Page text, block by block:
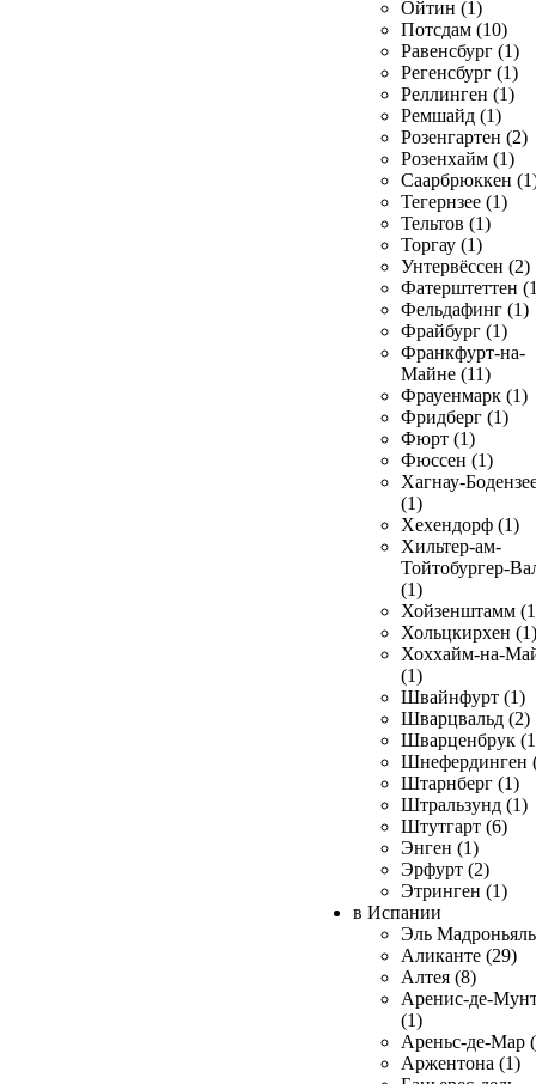
Ойтин (1)
Потсдам (10)
Равенсбург (1)
Регенсбург (1)
Реллинген (1)
Ремшайд (1)
Розенгартен (2)
Розенхайм (1)
Саарбрюккен
Тегернзее (1)
Тельтов (1)
Торгау (1)
Унтервёссен (2)
Фатерштеттен
Фельдафинг (1)
Фрайбург (1)
Франкфурт-на-
Майне (11)
Фрауенмарк (1)
Фридберг (1)
Фюрт (1)
Фюссен (1)
Хагнау-
(1)
Хехендорф (1)
Хильтер-ам-
Тойтобургер-
(1)
Хойзенштамм
Хольцкирхен (1)
Хоххайм-на-
(1)
Швайнфурт (1)
Шварцвальд (2)
Шварценбрук
Шнефердинген
Штарнберг (1)
Штральзунд (1)
Штутгарт (6)
Энген (1)
Эрфурт (2)
Этринген (1)
в Испании
Эль
Аликанте (29)
Алтея (8)
Аренис-де-
(1)
Ареньс-де-Мар
Аржентона (1)